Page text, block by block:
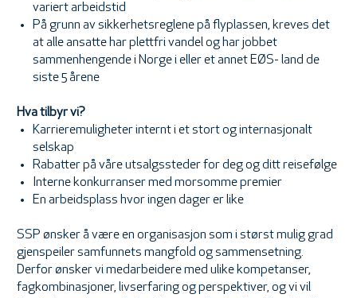
variert arbeidstid
På grunn av sikkerhetsreglene på flyplassen, kreves det
at alle ansatte har plettfri vandel og har jobbet
sammenhengende i Norge i eller et annet EØS- land de
siste 5 årene
Hva tilbyr vi?
Karrieremuligheter internt i et stort og internasjonalt
selskap
Rabatter på våre utsalgssteder for deg og ditt reisefølge
Interne konkurranser med morsomme premier
En arbeidsplass hvor ingen dager er like
SSP ønsker å være en organisasjon som i størst mulig grad
gjenspeiler samfunnets mangfold og sammensetning.
Derfor ønsker vi medarbeidere med ulike kompetanser,
fagkombinasjoner, livserfaring og perspektiver, og vi vil